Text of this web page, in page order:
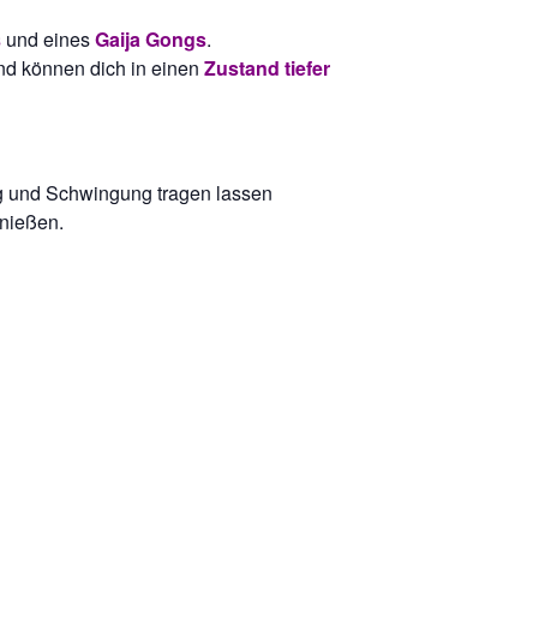
und einesGaija Gongs.
können dich in einen Zustand tiefer
Schwingung tragen lassen